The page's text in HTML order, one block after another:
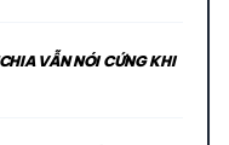
VẪN NÓI CỨNG KHI